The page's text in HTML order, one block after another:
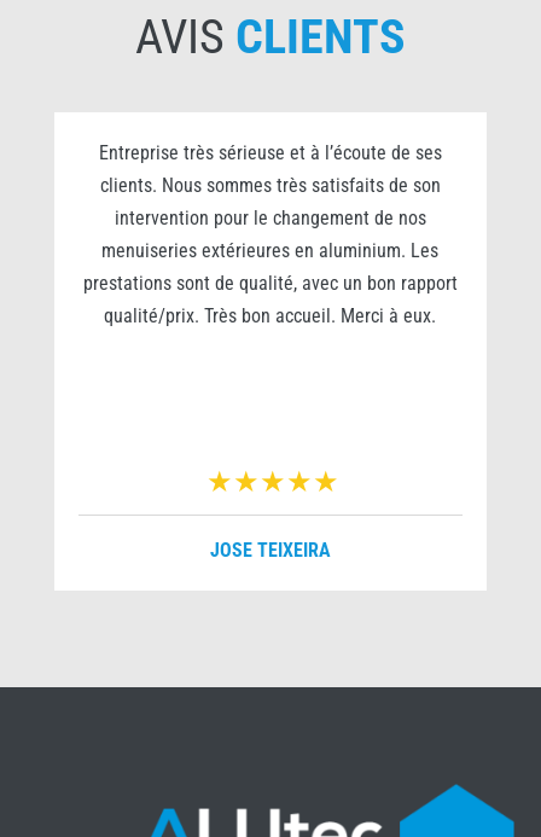
AVIS CLIENTS
Entreprise très sérieuse et à l’écoute de ses
clients. Nous sommes très satisfaits de son
intervention pour le changement de nos
menuiseries extérieures en aluminium. Les
prestations sont de qualité, avec un bon rapport
qualité/prix. Très bon accueil. Merci à eux.
JOSE TEIXEIRA